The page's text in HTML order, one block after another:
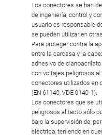
Los conectores se han
de ingeniería, control y
usuario es responsable
se pueden utilizar en
Para proteger contra la
entre la carcasa y la
adhesivo de
con voltajes peligrosos
conectores utilizados en
(EN 61140, VDE 0140-1).
Los conectores que se
peligrosos al tacto sólo
bajo la supervisión de,
eléctrica, teniendo en